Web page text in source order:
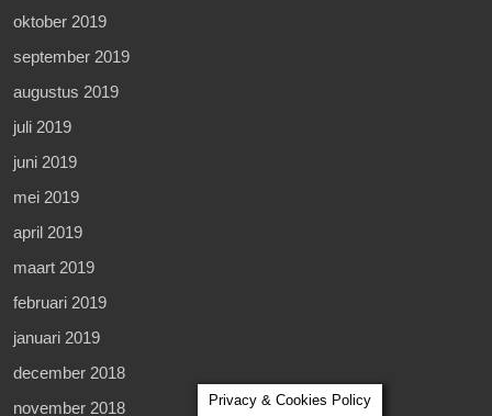
oktober 2019
september 2019
augustus 2019
juli 2019
juni 2019
mei 2019
april 2019
maart 2019
februari 2019
januari 2019
december 2018
november 2018
Privacy & Cookies Policy